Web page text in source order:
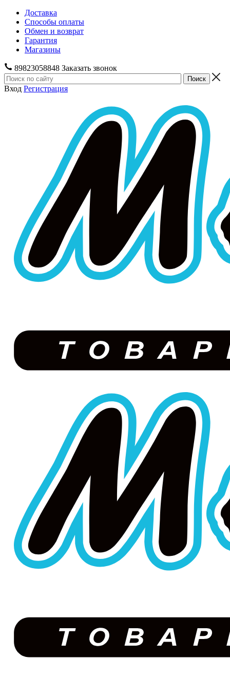
Доставка
Способы оплаты
Обмен и возврат
Гарантия
Магазины
89823058848 Заказать звонок
Вход Регистрация